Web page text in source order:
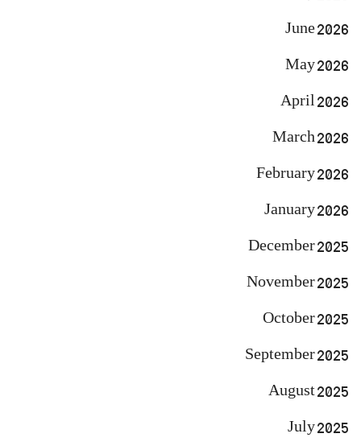
June 2026
May 2026
April 2026
March 2026
February 2026
January 2026
December 2025
November 2025
October 2025
September 2025
August 2025
July 2025